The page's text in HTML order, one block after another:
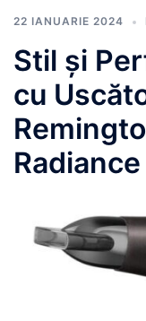
22 IANUARIE 2024
Stil și
cu
Radiance